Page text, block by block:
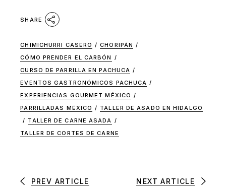
SHARE
CHIMICHURRI CASERO / CHORIPÁN /
CÓMO PRENDER EL CARBÓN /
CURSO DE PARRILLA EN PACHUCA /
EVENTOS GASTRONÓMICOS PACHUCA /
EXPERIENCIAS GOURMET MÉXICO /
PARRILLADAS MÉXICO / TALLER DE ASADO EN HIDALGO
/ TALLER DE CARNE ASADA /
TALLER DE CORTES DE CARNE
PREV ARTICLE NEXT ARTICLE